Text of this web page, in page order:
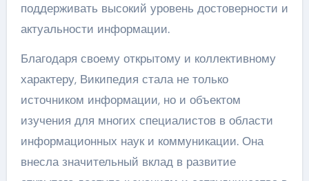
поддерживать высокий уровень достоверности и
актуальности информации.
Благодаря своему открытому и коллективному
характеру, Википедия стала не только
источником информации, но и объектом
изучения для многих специалистов в области
информационных наук и коммуникации. Она
внесла значительный вклад в развитие